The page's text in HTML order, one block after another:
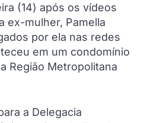
(14) após os vídeos
ex-mulher, Pamella
por ela nas redes
em um condomínio
Região Metropolitana
a Delegacia